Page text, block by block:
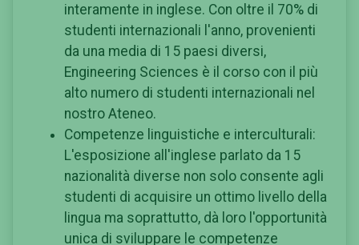
interamente in inglese. Con oltre il 70% di
studenti internazionali l'anno, provenienti
da una media di 15 paesi diversi,
Engineering Sciences è il corso con il più
alto numero di studenti internazionali nel
nostro Ateneo.
Competenze linguistiche e interculturali:
L'esposizione all'inglese parlato da 15
nazionalità diverse non solo consente agli
studenti di acquisire un ottimo livello della
lingua ma soprattutto, dà loro l'opportunità
unica di sviluppare le competenze